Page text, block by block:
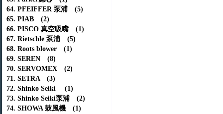
64. PFEIFFER 泵浦 (5)
65. PIAB (2)
66. PISCO 真空吸嘴 (1)
67. Rietschle 泵浦 (5)
68. Roots blower (1)
69. SEREN (8)
70. SERVOMEX (2)
71. SETRA (3)
72. Shinko Seiki (1)
73. Shinko Seiki泵浦 (2)
74. SHOWA 鼓風機 (1)